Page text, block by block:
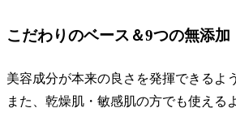
こだわりのベース＆9つの無添加
美容成分が本来の良さを発揮できるよ
また、乾燥肌・敏感肌の方でも使える